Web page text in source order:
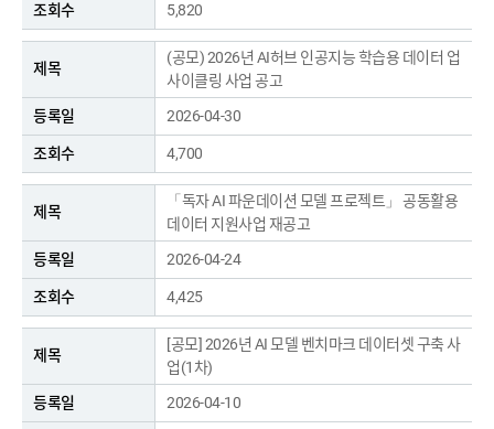
5,820
(공모) 2026년 AI허브 인공지능 학습용 데이터 업
사이클링 사업 공고
2026-04-30
4,700
「독자 AI 파운데이션 모델 프로젝트」 공동활용
데이터 지원사업 재공고
2026-04-24
4,425
[공모] 2026년 AI 모델 벤치마크 데이터셋 구축 사
업(1차)
2026-04-10